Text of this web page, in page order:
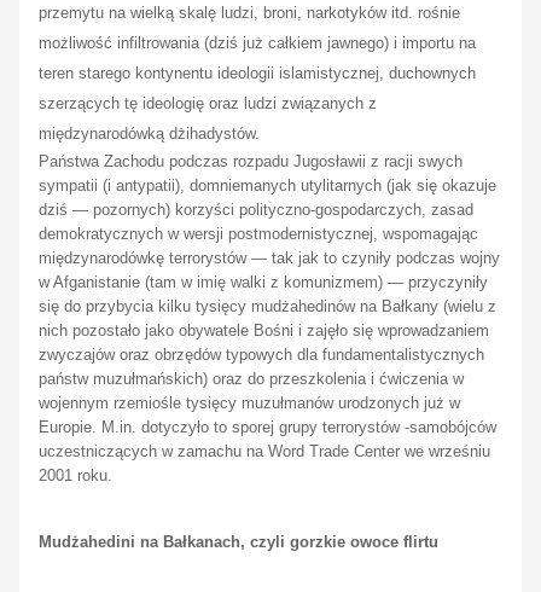
przemytu na wielką skalę ludzi, broni, narkotyków itd. rośnie
możliwość infiltrowania (dziś już całkiem jawnego) i importu na
teren starego kontynentu ideologii islamistycznej, duchownych
szerzących tę ideologię oraz ludzi związanych z
międzynarodówką dżihadystów.
Państwa Zachodu podczas rozpadu Jugosławii z racji swych
sympatii (i antypatii), domniemanych utylitarnych (jak się okazuje
dziś — pozornych) korzyści polityczno-gospodarczych, zasad
demokratycznych w wersji postmodernistycznej, wspomagając
międzynarodówkę terrorystów — tak jak to czyniły podczas wojny
w Afganistanie (tam w imię walki z komunizmem) — przyczyniły
się do przybycia kilku tysięcy mudżahedinów na Bałkany (wielu z
nich pozostało jako obywatele Bośni i zajęło się wprowadzaniem
zwyczajów oraz obrzędów typowych dla fundamentalistycznych
państw muzułmańskich) oraz do przeszkolenia i ćwiczenia w
wojennym rzemiośle tysięcy muzułmanów urodzonych już w
Europie. M.in. dotyczyło to sporej grupy terrorystów -samobójców
uczestniczących w zamachu na Word Trade Center we wrześniu
2001 roku.
Mudżahedini na Bałkanach, czyli gorzkie owoce flirtu